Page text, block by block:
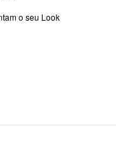
o seu Look